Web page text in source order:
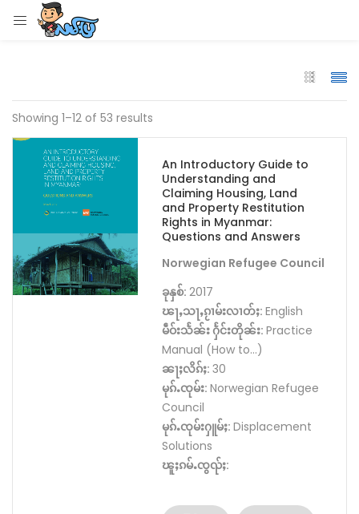
Showing 1–12 of 53 results
An Introductory Guide to
Understanding and
Claiming Housing, Land
and Property Restitution
Rights in Myanmar:
Questions and Answers
Norwegian Refugee Council
ခုနှစ်: 2017
ၽႃႇသႃႇၵႂၢမ်းလၢတ်ႈ: English
မဵဝ်းသႅၼ်း ႁႅင်းတိုၼ်း: Practice
Manual (How to…)
ၼႃႈလိၵ်ႈ: 30
မုၵ်ႉၸုမ်း: Norwegian Refugee
Council
မုၵ်ႉၸုမ်းႁူမ်ႈ: Displacement
Solutions
ၽူႈၵမ်ႉၸွၺ်ႈ:
LOGIN
Remember me
Login
Lost password?